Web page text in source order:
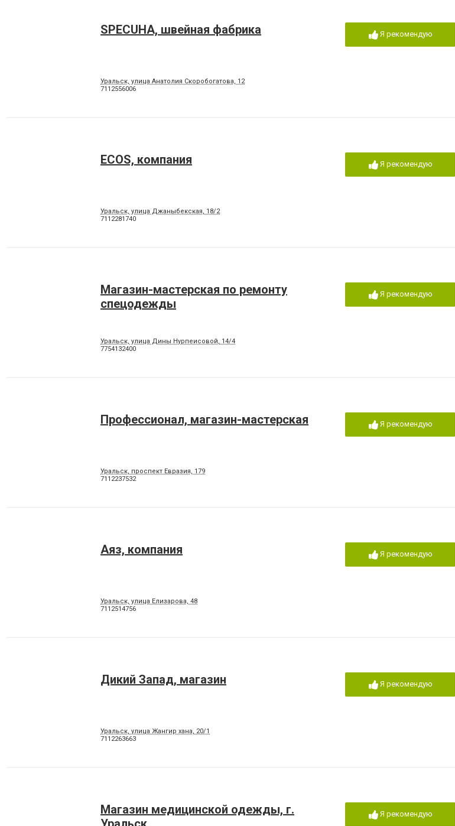
SPECUHA, швейная фабрика
Уральск, улица Анатолия Скоробогатова, 12
7112556006
Я рекомендую
ECOS, компания
Уральск, улица Джаныбекская, 18/2
7112281740
Я рекомендую
Магазин-мастерская по ремонту
спецодежды
Уральск, улица Дины Нурпеисовой, 14/4
7754132400
Я рекомендую
Профессионал, магазин-мастерская
Уральск, проспект Евразия, 179
7112237532
Я рекомендую
Аяз, компания
Уральск, улица Елизарова, 48
7112514756
Я рекомендую
Дикий Запад, магазин
Уральск, улица Жангир хана, 20/1
7112263663
Я рекомендую
Магазин медицинской одежды, г.
Я рекомендую